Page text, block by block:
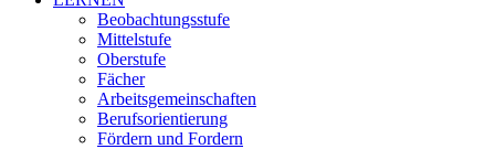
Beobachtungsstufe
Mittelstufe
Oberstufe
Fächer
Arbeitsgemeinschaften
Berufsorientierung
Fördern und Fordern